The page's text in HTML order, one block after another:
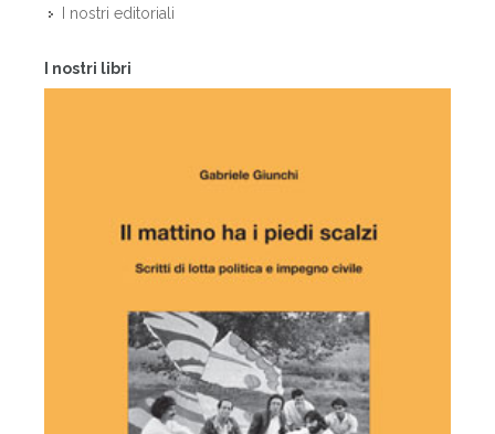
I nostri editoriali
I nostri libri